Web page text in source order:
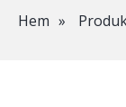
Hem